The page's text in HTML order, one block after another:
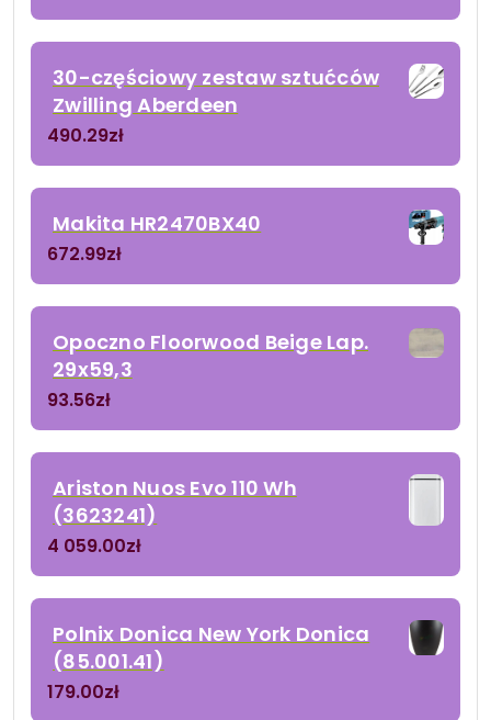
30-częściowy zestaw sztućców
Zwilling Aberdeen
490.29zł
Makita HR2470BX40
672.99zł
Opoczno Floorwood Beige Lap.
29x59,3
93.56zł
Ariston Nuos Evo 110 Wh
(3623241)
4 059.00zł
Polnix Donica New York Donica
(85.001.41)
179.00zł